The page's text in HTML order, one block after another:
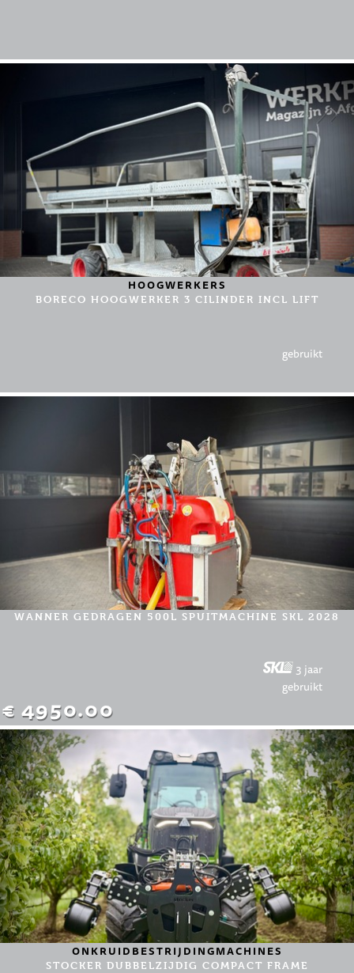
HOOGWERKERS
BORECO HOOGWERKER 3 CILINDER INCL LIFT
gebruikt
WANNER GEDRAGEN 500L SPUITMACHINE SKL 2028
€ 4950.00
3 jaar
gebruikt
ONKRUIDBESTRIJDINGMACHINES
STOCKER DUBBELZIJDIG COMPACT FRAME